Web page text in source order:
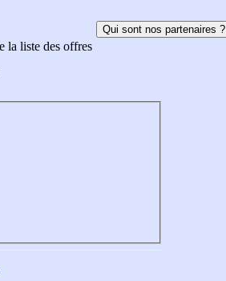
la liste des offres
Qui sont nos partenaires ?